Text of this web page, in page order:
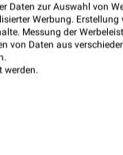
Daten zur Auswahl von
Werbung. Erstellung
Messung der
von Daten aus
werden.